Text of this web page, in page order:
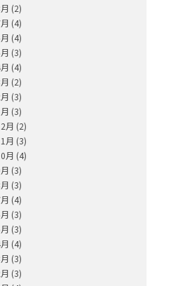
(2)
(4)
(4)
(3)
(4)
(2)
(3)
(3)
月 (2)
月 (3)
月 (4)
(3)
(3)
(4)
(3)
(3)
(4)
(3)
(3)